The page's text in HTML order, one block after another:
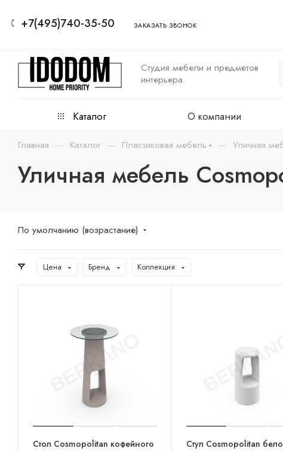
+7(495)740-35-50 ЗАКАЗАТЬ ЗВОНОК
Студия мебели и предметов
интерьера
Каталог О компании
Главная — Каталог — Пластиковая мебель — Уличная
Уличная мебель
По умолчанию (возрастание)
Цена Бренд Коллекция
Стол Cosmopolitan кофейного
Стул Cosmopolitan